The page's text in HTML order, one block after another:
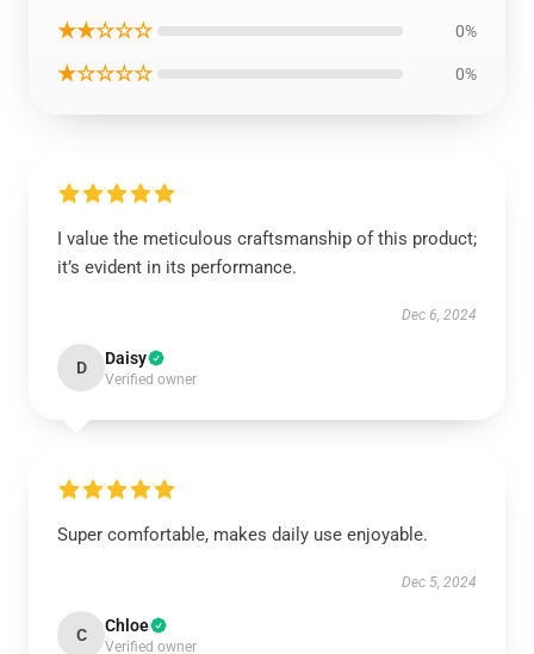
★★☆☆☆ 0%
★☆☆☆☆ 0%
I value the meticulous craftsmanship of this product;
it’s evident in its performance.
Dec 6, 2024
D Daisy
Verified owner
Super comfortable, makes daily use enjoyable.
Dec 5, 2024
C Chloe
Verified owner